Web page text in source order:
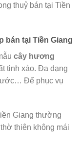
thuỷ bán tại Tiền
bán tại Tiền Giang
cây hương
tinh xảo. Đa dạng
Để phục vụ
Giang thường
thiên không mái